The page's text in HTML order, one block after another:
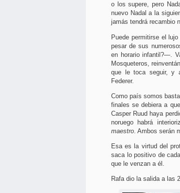
o los supere, pero
nuevo Nadal a la
jamás tendrá recambio
Puede permitirse el
pesar de sus
en horario infantil?—.
Mosqueteros,
que le toca seguir, y
Federer.
Como país somos
finales se debiera a que
Casper Ruud haya
noruego habrá
maestro . Ambos serán
Esa es la virtud del
saca lo positivo de
que le venzan a él.
Rafa dio la salida a las